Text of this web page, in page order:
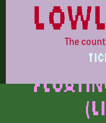
The
Beeld: Genevieve Reeves